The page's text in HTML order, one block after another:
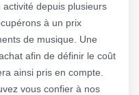
depuis plusieurs
à un prix
de musique. Une
afin de définir le coût
ainsi pris en compte.
vous confier à nos